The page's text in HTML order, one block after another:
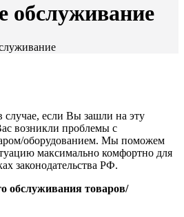
обслуживание
если Вы зашли на эту
возникли проблемы с
оборудованием. Мы поможем
максимально комфортно для
законодательства РФ.
обслуживания товаров/